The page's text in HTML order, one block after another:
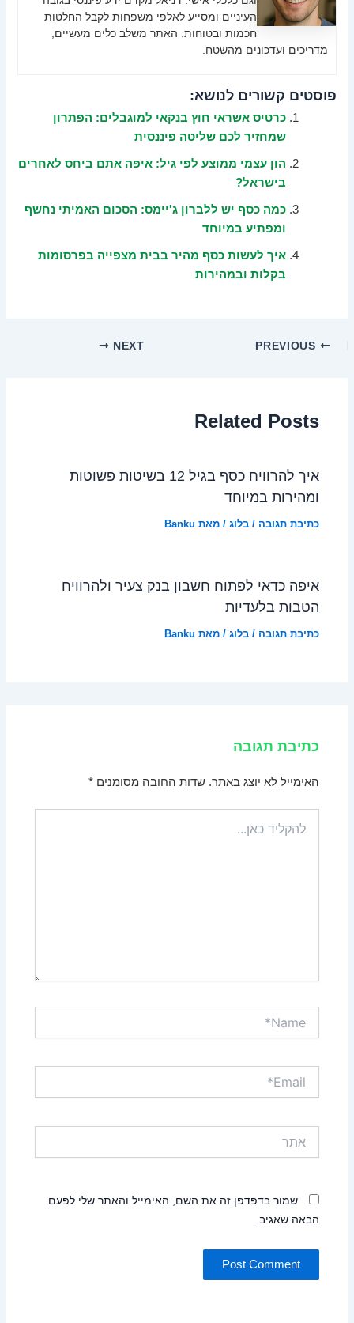
העיניים ומסייע לאלפי משפחות לקבל החלטות
חכמות ובטוחות. האתר משלב כלים מעשיים,
מדריכים ועדכונים מהשטח.
פוסטים קשורים לנושא:
כרטיס אשראי חוץ בנקאי למוגבלים: הפתרון
שמחזיר לכם שליטה פיננסית
הון עצמי ממוצע לפי גיל: איפה אתם ביחס לאחרים
בישראל?
כמה כסף יש ללברון ג'יימס: הסכום האמיתי נחשף
ומפתיע במיוחד
איך לעשות כסף מהיר בבית מצפייה בפרסומות
בקלות ובמהירות
NEXT
Related Posts
איך להרוויח כסף בגיל 12 בשיטות פשוטות
ומהירות במיוחד
כתיבת תגובה /בלוג / מאת Banku
איפה כדאי לפתוח חשבון בנק צעיר ולהרוויח
הטבות בלעדיות
כתיבת תגובה /בלוג / מאת Banku
כתיבת תגובה
האימייל לא יוצג באתר. שדות החובה מסומנים*
כאן...
שמור בדפדפן זה את השם, האימייל והאתר שלי לפעם
הבאה שאגיב.